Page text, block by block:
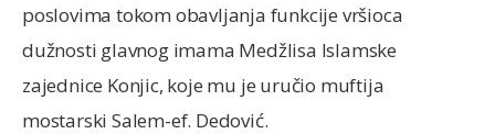
poslovima tokom obavljanja funkcije vršioca
dužnosti glavnog imama Medžlisa Islamske
zajednice Konjic, koje mu je uručio muftija
mostarski Salem-ef. Dedović.